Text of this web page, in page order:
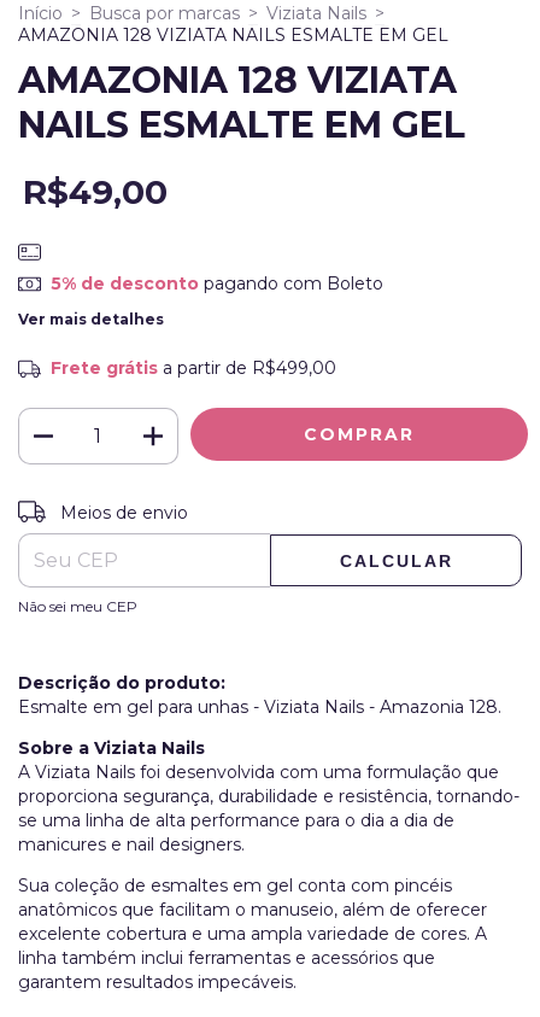
Início > Busca por marcas > Viziata Nails >
AMAZONIA 128 VIZIATA NAILS ESMALTE EM GEL
AMAZONIA 128 VIZIATA
NAILS ESMALTE EM GEL
R$49,00
5% de descontopagando com Boleto
Ver mais detalhes
Frete grátis a partir de R$499,00
Entregas para o CEP:
Meios de envio
CALCULAR
Não sei meu CEP
Descrição do produto:
Esmalte em gel para unhas - Viziata Nails - Amazonia 128.
Sobre a Viziata Nails
A Viziata Nails foi desenvolvida com uma formulação que
proporciona segurança, durabilidade e resistência, tornando-
se uma linha de alta performance para o dia a dia de
manicures e nail designers.
Sua coleção de esmaltes em gel conta com pincéis
anatômicos que facilitam o manuseio, além de oferecer
excelente cobertura e uma ampla variedade de cores. A
linha também inclui ferramentas e acessórios que
garantem resultados impecáveis.